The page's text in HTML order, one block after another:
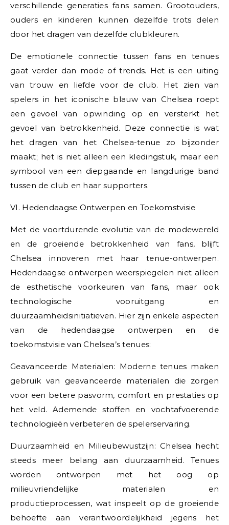
verschillende generaties fans samen. Grootouders,
ouders en kinderen kunnen dezelfde trots delen
door het dragen van dezelfde clubkleuren.
De emotionele connectie tussen fans en tenues
gaat verder dan mode of trends. Het is een uiting
van trouw en liefde voor de club. Het zien van
spelers in het iconische blauw van Chelsea roept
een gevoel van opwinding op en versterkt het
gevoel van betrokkenheid. Deze connectie is wat
het dragen van het Chelsea-tenue zo bijzonder
maakt; het is niet alleen een kledingstuk, maar een
symbool van een diepgaande en langdurige band
tussen de club en haar supporters.
VI. Hedendaagse Ontwerpen en Toekomstvisie
Met de voortdurende evolutie van de modewereld
en de groeiende betrokkenheid van fans, blijft
Chelsea innoveren met haar tenue-ontwerpen.
Hedendaagse ontwerpen weerspiegelen niet alleen
de esthetische voorkeuren van fans, maar ook
technologische vooruitgang en
duurzaamheidsinitiatieven. Hier zijn enkele aspecten
van de hedendaagse ontwerpen en de
toekomstvisie van Chelsea’s tenues:
Geavanceerde Materialen: Moderne tenues maken
gebruik van geavanceerde materialen die zorgen
voor een betere pasvorm, comfort en prestaties op
het veld. Ademende stoffen en vochtafvoerende
technologieën verbeteren de spelerservaring.
Duurzaamheid en Milieubewustzijn: Chelsea hecht
steeds meer belang aan duurzaamheid. Tenues
worden ontworpen met het oog op
milieuvriendelijke materialen en
productieprocessen, wat inspeelt op de groeiende
behoefte aan verantwoordelijkheid jegens het